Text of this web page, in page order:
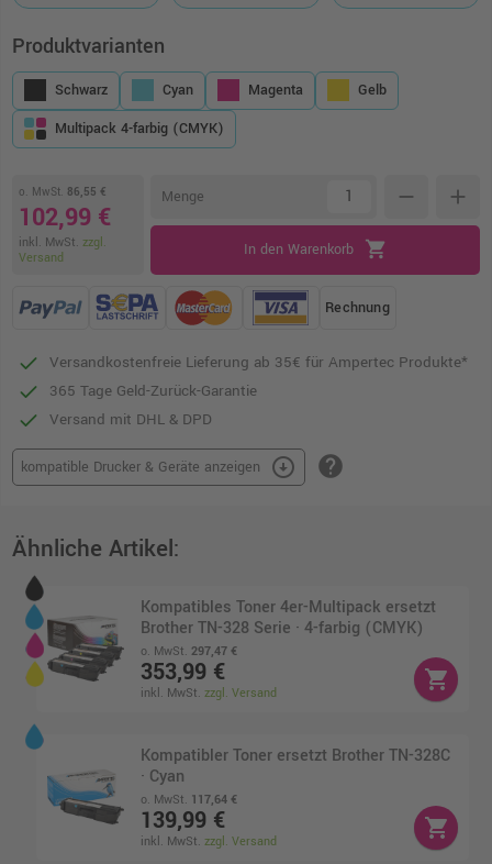
Produktvarianten
Schwarz Cyan Magenta
Gelb
Multipack 4-farbig (CMYK)
o. MwSt. 86,55 €
102,99 €
inkl. MwSt. zzgl.
Versand
Menge remove add
In den Warenkorb shopping_cart
Rechnung
Versandkostenfreie Lieferung ab 35€ für Ampertec Produkte*
365 Tage Geld-Zurück-Garantie
Versand mit DHL & DPD
kompatible Drucker & Geräte anzeigen arrow_circle_down help
Ähnliche Artikel:
Kompatibles Toner 4er-Multipack ersetzt
Brother TN-328 Serie · 4-farbig (CMYK)
o. MwSt. 297,47 €
353,99 €
inkl. MwSt.zzgl. Versand
shopping_cart
Kompatibler Toner ersetzt Brother TN-328C
· Cyan
o. MwSt. 117,64 €
139,99 €
inkl. MwSt.zzgl. Versand
shopping_cart